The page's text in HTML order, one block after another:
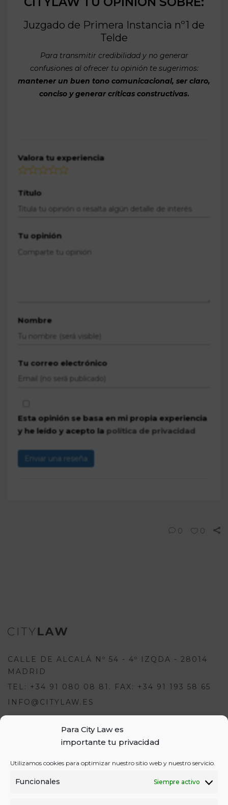
Para City Law es
importante tu privacidad
Utilizamos cookies para optimizar nuestro sitio web y nuestro servicio.
Funcionales Siempre activo
Juzgado de Primera Instancia nº1 de
Telde
Para transmitir credibilidad y no generar
confusiones al ofrecer tu opinión te sugerimos:
mantener un buen tono comunicacional, ser claro,
conciso y generar críticas constructivas.
Para escribir una opinión debes
estar registrado e iniciar sesión:
o
Valora tu experiencia
Título
Tu opinión
Nombre
Tu correo electrónico
Esta opinión se basa en mi propia experiencia
y he leído y acepto la política de privacidad
Enviar una reseña
0 0
CALLE DE ALCALÁ Nº 54 - 4º IZQDA - 28014
MADRID
TEL: +34 91 080 08 81. FAX: +34 91 193 58 65
INFO@CITYLAW.ES
INICIAR SESIÓN